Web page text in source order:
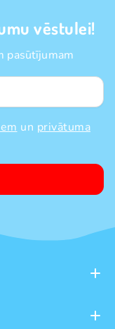
vēstulei!
pasūtījumam
un privātuma